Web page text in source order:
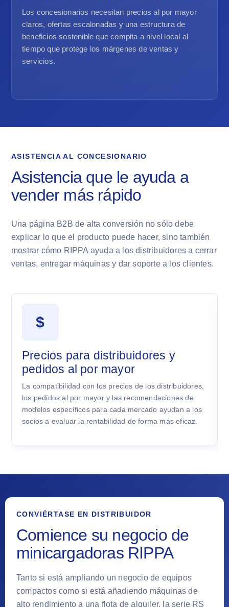
Los concesionarios necesitan precios al por mayor
claros, ofertas escalonadas y una estructura de
beneficios sostenible que compita a nivel local al
tiempo que protege los márgenes de ventas y
servicios.
ASISTENCIA AL CONCESIONARIO
Asistencia que le ayuda a
vender más rápido
Una página B2B de alta conversión no sólo debe
explicar lo que el producto puede hacer, sino también
mostrar cómo RIPPA ayuda a los distribuidores a cerrar
ventas, entregar máquinas y dar soporte a los clientes.
$
Precios para distribuidores y
pedidos al por mayor
La compatibilidad con los precios de los distribuidores,
los pedidos al por mayor y las recomendaciones de
modelos específicos para cada mercado ayudan a los
socios a evaluar la rentabilidad de forma más eficaz.
CONVIÉRTASE EN DISTRIBUIDOR
Comience su negocio de
minicargadoras RIPPA
Tanto si está ampliando un negocio de equipos
compactos como si está añadiendo máquinas de
alto rendimiento a una flota de alquiler, la serie RS